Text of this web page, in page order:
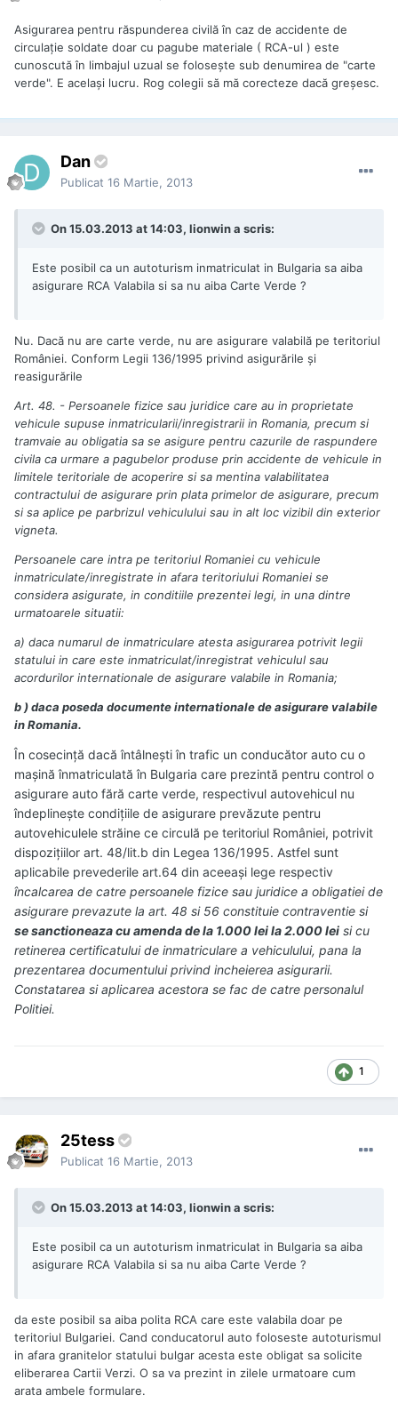
Asigurarea pentru răspunderea civilă în caz de accidente de
circulație soldate doar cu pagube materiale ( RCA-ul ) este
cunoscută în limbajul uzual se folosește sub denumirea de "carte
verde". E același lucru. Rog colegii să mă corecteze dacă greșesc.
Dan
Publicat 16 Martie, 2013
On 15.03.2013 at 14:03, lionwin a scris:
Este posibil ca un autoturism inmatriculat in Bulgaria sa aiba
asigurare RCA Valabila si sa nu aiba Carte Verde ?
Nu. Dacă nu are carte verde, nu are asigurare valabilă pe teritoriul
României. Conform Legii 136/1995 privind asigurările și
reasigurările
Art. 48. - Persoanele fizice sau juridice care au in proprietate
vehicule supuse inmatricularii/inregistrarii in Romania, precum si
tramvaie au obligatia sa se asigure pentru cazurile de raspundere
civila ca urmare a pagubelor produse prin accidente de vehicule in
limitele teritoriale de acoperire si sa mentina valabilitatea
contractului de asigurare prin plata primelor de asigurare, precum
si sa aplice pe parbrizul vehiculului sau in alt loc vizibil din exterior
vigneta.
Persoanele care intra pe teritoriul Romaniei cu vehicule
inmatriculate/inregistrate in afara teritoriului Romaniei se
considera asigurate, in conditiile prezentei legi, in una dintre
urmatoarele situatii:
a) daca numarul de inmatriculare atesta asigurarea potrivit legii
statului in care este inmatriculat/inregistrat vehiculul sau
acordurilor internationale de asigurare valabile in Romania;
b ) daca poseda documente internationale de asigurare valabile
in Romania.
În cosecință dacă întâlnești în trafic un conducător auto cu o
mașină înmatriculată în Bulgaria care prezintă pentru control o
asigurare auto fără carte verde, respectivul autovehicul nu
îndeplinește condițiile de asigurare prevăzute pentru
autovehiculele străine ce circulă pe teritoriul României, potrivit
dispozițiilor art. 48/lit.b din Legea 136/1995. Astfel sunt
aplicabile prevederile art.64 din aceeași lege respectiv
încalcarea de catre persoanele fizice sau juridice a obligatiei de
asigurare prevazute la art. 48 si 56 constituie contraventie si
se sanctioneaza cu amenda de la 1.000 lei la 2.000 lei si cu
retinerea certificatului de inmatriculare a vehiculului, pana la
prezentarea documentului privind incheierea asigurarii.
Constatarea si aplicarea acestora se fac de catre personalul
Politiei.
1
25tess
Publicat 16 Martie, 2013
On 15.03.2013 at 14:03, lionwin a scris:
Este posibil ca un autoturism inmatriculat in Bulgaria sa aiba
asigurare RCA Valabila si sa nu aiba Carte Verde ?
da este posibil sa aiba polita RCA care este valabila doar pe
teritoriul Bulgariei. Cand conducatorul auto foloseste autoturismul
in afara granitelor statului bulgar acesta este obligat sa solicite
eliberarea Cartii Verzi. O sa va prezint in zilele urmatoare cum
arata ambele formulare.